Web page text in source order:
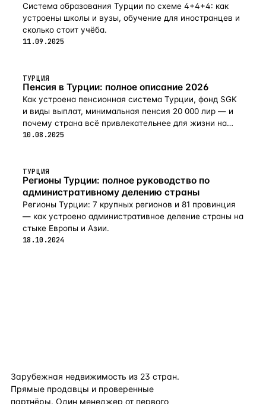
Система образования Турции по схеме 4+4+4: как
устроены школы и вузы, обучение для иностранцев и
сколько стоит учёба.
11.09.2025
ТУРЦИЯ
Пенсия в Турции: полное описание 2026
Как устроена пенсионная система Турции, фонд SGK
и виды выплат, минимальная пенсия 20 000 лир — и
почему страна всё привлекательнее для жизни на
пенсии в 2026-м.
10.08.2025
ТУРЦИЯ
Регионы Турции: полное руководство по
административному делению страны
Регионы Турции: 7 крупных регионов и 81 провинция
— как устроено административное деление страны на
стыке Европы и Азии.
18.10.2024
Зарубежная недвижимость из 23 стран.
Прямые продавцы и проверенные
партнёры. Один менеджер от первого